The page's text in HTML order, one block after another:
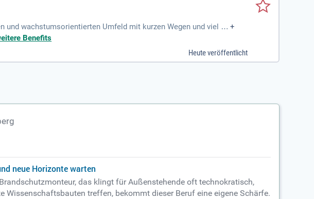
wachstumsorientierten Umfeld mit kurzen Wegen und viel Ei +
Benefits
Heute veröffentlicht
neue Horizonte warten
das klingt für Außenstehende oft technokratisch,
treffen, bekommt dieser Beruf eine eigene Schärfe.